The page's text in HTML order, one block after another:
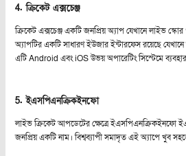
4.ক্রিকেট এক্সচেঞ্জ
ক্রিকেট এক্সচেঞ্জ একটি জনপ্রিয় অ্যাপ যেখানে লাইভ
অ্যাপটির একটি সাধারণ ইউজার ইন্টারফেস রয়েছে
এটি Android এবং iOS উভয় অপারেটিং সিস্টেমে
5.ইএসপিএনক্রিকইনফো
লাইভ ক্রিকেট আপডেটের ক্ষেত্রে
জনপ্রিয় একটি নাম। বিশ্বব্যাপী সমাদৃত এই অ্যাপে খুব